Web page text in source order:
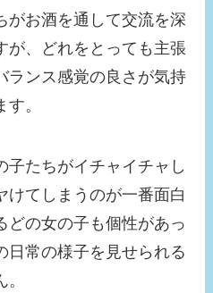
がお酒を通して交流を深
が、どれをとっても主張
ランス感覚の良さが気持
。
子たちがイチャイチャし
けてしまうのが一番面白
どの女の子も個性があっ
日常の様子を見せられる